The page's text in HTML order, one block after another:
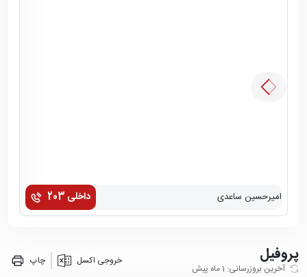
امیرحسین ساعدی داخلی 203
پروفیل
آخرین بروزرسانی: 1 ماه پیش
خروجی اکسل چاپ